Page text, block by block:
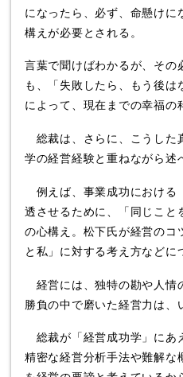
になったら、必ず、命懸け
構えが必要とされる。
言葉で聞けばわかるが、その
も、「失敗したら、もう後
によって、現在までの幸福の
総裁は、さらに、こうした
学の経営経験と重ねながら述
例えば、事業成功における
透させるために、「同じこと
の心構え。松下氏が経営のコ
と私」に対する考え方などに
経営には、独特の勘や人情
勝負の中で磨いた経営力は、
総裁が「経営成功学」にあ
精密な経営分析手法や難解な